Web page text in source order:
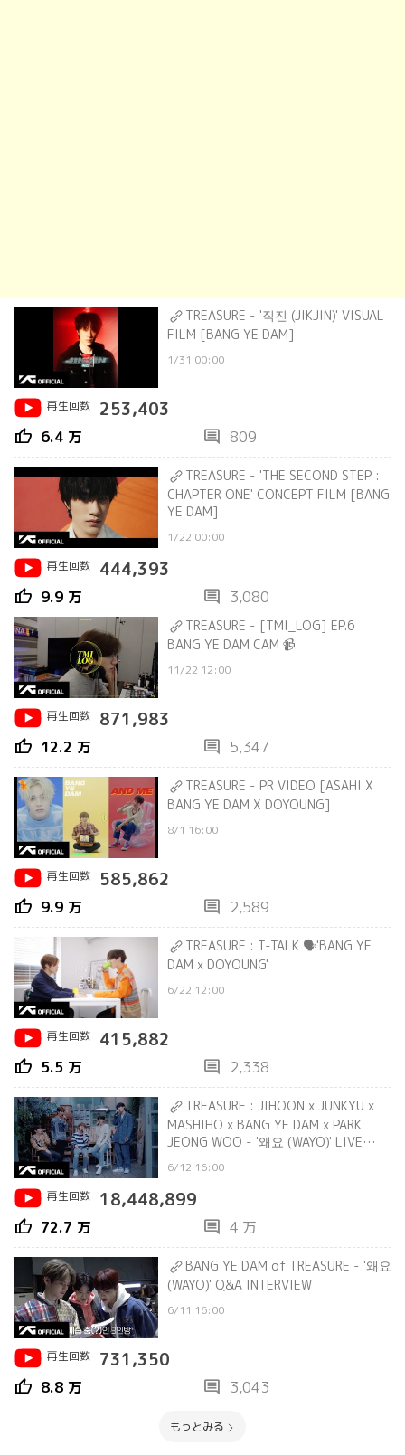
TREASURE - '직진 (JIKJIN)' VISUAL
FILM [BANG YE DAM]
1/31 00:00
再生回数 253,403
thumb_up 6.4 万 comment 809
TREASURE - 'THE SECOND STEP :
CHAPTER ONE' CONCEPT FILM [BANG
YE DAM]
1/22 00:00
再生回数
444,393
thumb_up 9.9 万 comment 3,080
TREASURE - [TMI_LOG] EP.6
BANG YE DAM CAM 📹
11/22 12:00
再生回数 871,983
thumb_up 12.2 万 comment 5,347
TREASURE - PR VIDEO [ASAHI X
BANG YE DAM X DOYOUNG]
8/1 16:00
再生回数 585,862
thumb_up 9.9 万 comment 2,589
TREASURE : T-TALK 🗣'BANG YE
DAM x DOYOUNG'
6/22 12:00
再生回数 415,882
thumb_up 5.5 万 comment 2,338
TREASURE : JIHOON x JUNKYU x
MASHIHO x BANG YE DAM x PARK
JEONG WOO - '왜요 (WAYO)' LIVE
6/12 16:00
再生回数
18,448,899
thumb_up 72.7 万 comment 4 万
BANG YE DAM of TREASURE - '왜요
(WAYO)' Q&A INTERVIEW
6/11 16:00
再生回数 731,350
thumb_up 8.8 万 comment 3,043
もっとみる